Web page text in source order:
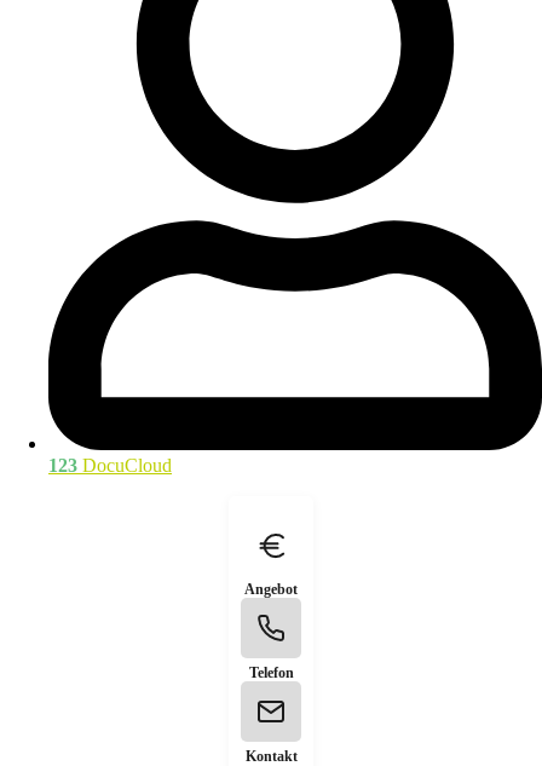
123 DocuCloud
Angebot
Telefon
Kontakt